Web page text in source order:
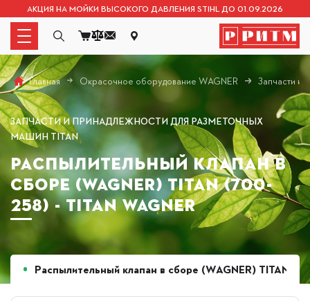
АКЦИЯ НА МОЙКИ ВЫСОКОГО ДАВЛЕНИЯ STIHL ДО 01.09.2026
Главная Окрасочное оборудование WAGNER Запчасти и
ЗАПЧАСТИ И ПРИНАДЛЕЖНОСТИ ДЛЯ РАЗМЕТОЧНЫХ
МАШИН TITAN
РАСПЫЛИТЕЛЬНЫЙ КЛАПАН В
СБОРЕ (WAGNER) TITAN (700-
258) - TITAN WAGNER
Распылительный клапан в сборе (WAGNER) TITAN